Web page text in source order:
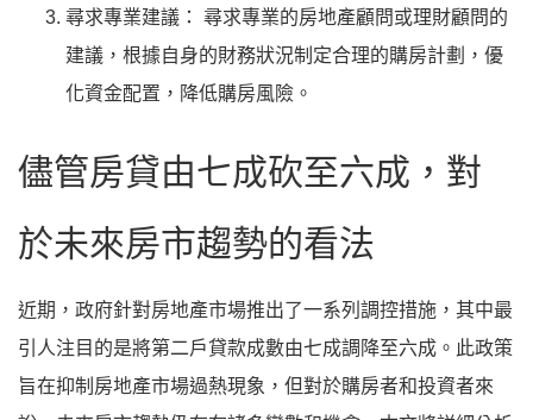
尋求專業建議： 尋求專業的房地產顧問或理財顧問的
建議，根據自身的財務狀況制定合理的購房計劃，優
化資金配置，降低購房風險。
儘管房貸由七成砍至六成，對
於未來房市趨勢的看法
近期，政府針對房地產市場推出了一系列調控措施，其中最
引人注目的是將第二戶貸款成數由七成調降至六成。此政策
旨在抑制房地產市場過熱現象，但對於購房者和投資者來